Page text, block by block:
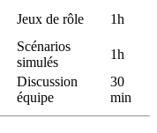
Jeux de rôle 1h
Scénarios
simulés
1h
Discussion
équipe
30
min